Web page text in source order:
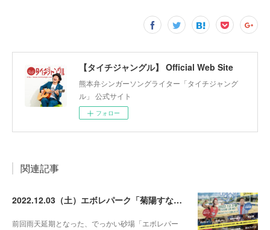
【タイチジャングル】 Official Web Site
熊本弁シンガーソングライター「タイチジャング
ル」 公式サイト
フォロー
関連記事
2022.12.03（土）エボレパーク「菊陽すな祭り」に出演！
前回雨天延期となった、でっかい砂場「エボレパー